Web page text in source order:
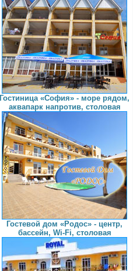
Гостиница «София» - море рядом,
аквапарк напротив, столовая
Гостевой дом «Родос» - центр,
бассейн, Wi-Fi, столовая